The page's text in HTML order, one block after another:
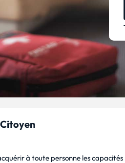
à toute personne les capacités